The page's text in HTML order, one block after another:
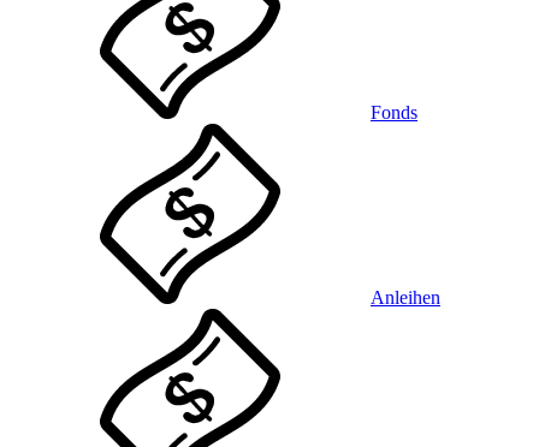
Fonds
Anleihen